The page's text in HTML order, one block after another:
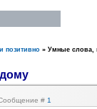
позитивно » Умные слова,
# 1